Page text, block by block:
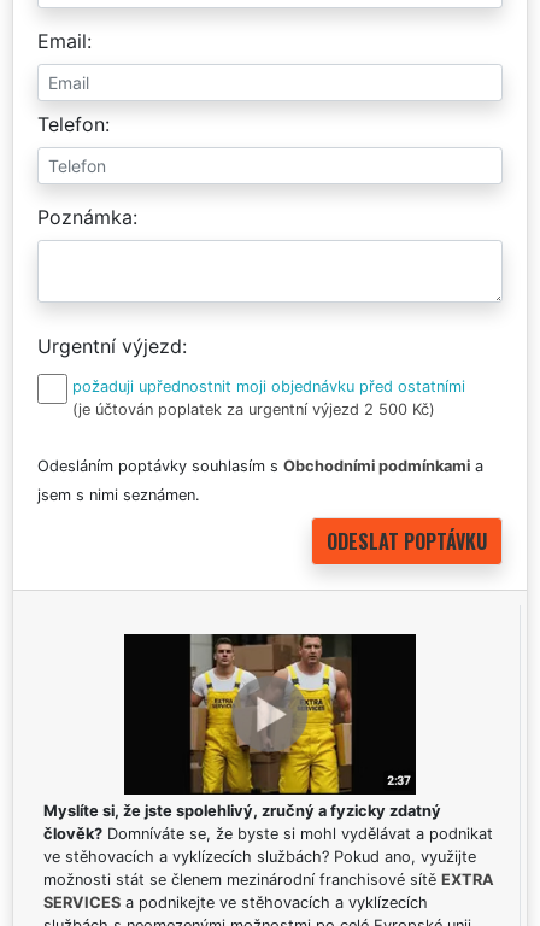
Email
Telefon
Poznámka
Urgentní výjezd
požaduji upřednostnit moji objednávku před ostatními
(je účtován poplatek za urgentní výjezd 2 500 Kč)
Odesláním poptávky souhlasím s Obchodními podmínkami a
jsem s nimi seznámen.
Myslíte si, že jste spolehlivý, zručný a fyzicky zdatný
člověk? Domníváte se, že byste si mohl vydělávat a podnikat
ve stěhovacích a vyklízecích službách? Pokud ano, využijte
možnosti stát se členem mezinárodní franchisové sítě EXTRA
SERVICES a podnikejte ve stěhovacích a vyklízecích